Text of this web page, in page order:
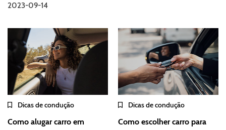
2023-09-14
Dicas de condução
Como alugar carro em
Dicas de condução
Como escolher carro para